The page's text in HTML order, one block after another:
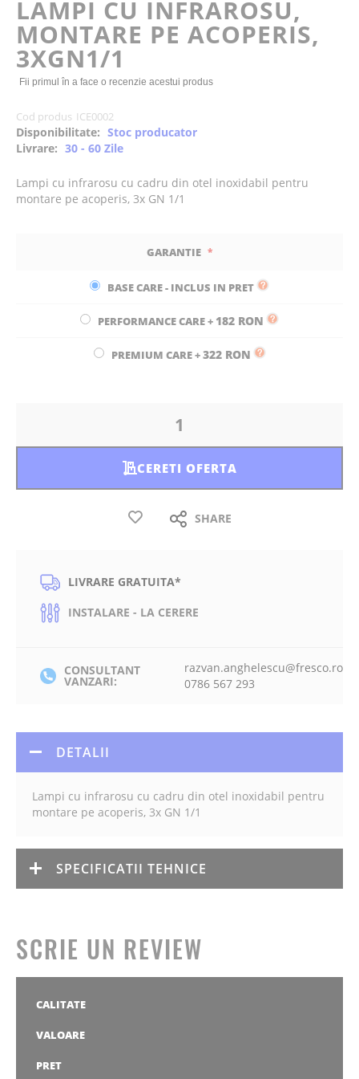
the
images
gallery
LAMPI CU INFRAROSU,
MONTARE PE ACOPERIS,
3XGN1/1
Fii primul în a face o recenzie acestui produs
Cod produs ICE0002
Disponibilitate: Stoc producator
Livrare: 30 - 60 Zile
Lampi cu infrarosu cu cadru din otel inoxidabil pentru
montare pe acoperis, 3x GN 1/1
GARANTIE
BASE CARE - INCLUS IN PRET
PERFORMANCE CARE+ 182 RON
PREMIUM CARE+322 RON
CERETI OFERTA
SHARE
LIVRARE GRATUITA*
INSTALARE - LA CERERE
CONSULTANT
VANZARI:
razvan.anghelescu@fresco.ro
0786 567 293
DETALII
Lampi cu infrarosu cu cadru din otel inoxidabil pentru
montare pe acoperis, 3x GN 1/1
SPECIFICATII TEHNICE
SCRIE UN REVIEW
CALITATE
stea
stele
stele
stele
stele
VALOARE
stea
stele
stele
stele
stele
PRET